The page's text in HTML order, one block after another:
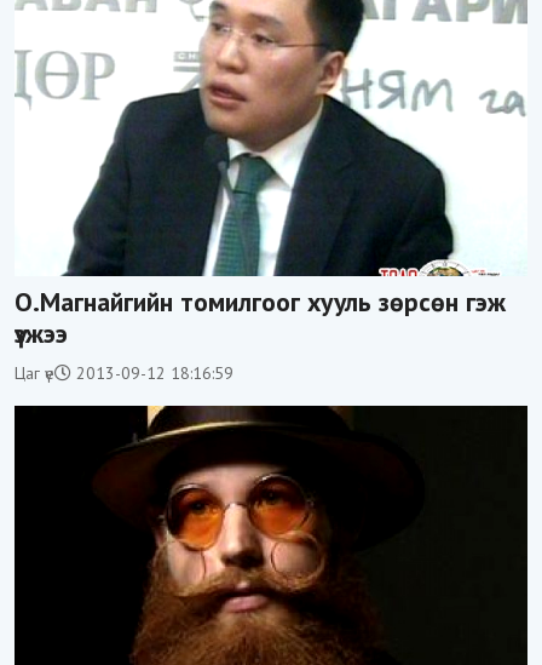
О.Магнайгийн томилгоог хууль зөрсөн гэж
үзжээ
Цаг үе 2013-09-12 18:16:59